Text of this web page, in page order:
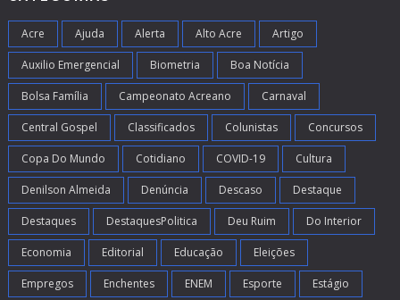
Acre Ajuda Alerta Alto Acre Artigo
Auxilio Emergencial Biometria Boa Notícia
Bolsa Família Campeonato Acreano Carnaval
Central Gospel Classificados Colunistas Concursos
Copa Do Mundo Cotidiano COVID-19 Cultura
Denilson Almeida Denúncia Descaso Destaque
Destaques DestaquesPolitica Deu Ruim Do Interior
Economia Editorial Educação Eleições
Empregos Enchentes ENEM Esporte Estágio